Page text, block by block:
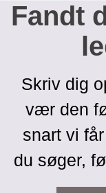
Fandt
Skriv dig
vær den
snart vi
du søger,